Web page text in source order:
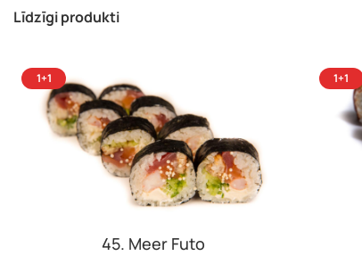
Līdzīgi produkti
45. Meer Futo